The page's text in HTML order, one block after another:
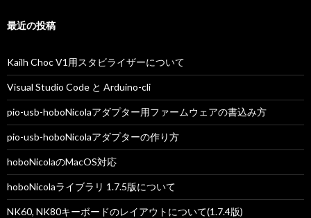
最近の投稿
Kailh Choc V1用スタビライザーについて
Visual Studio Code と Arduino-cli
pio-usb-hoboNicolaアダプター用ファームウェアの書込み方
pio-usb-hoboNicolaアダプターの作り方
hoboNicolaのMacOS対応
hoboNicolaライブラリ 1.7.5版について
NK60, NK80キーボードのレイアウトについて(1.7.4版)